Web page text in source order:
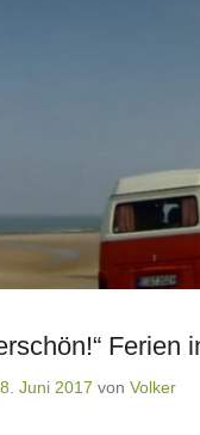
Juni 2017 von Volker